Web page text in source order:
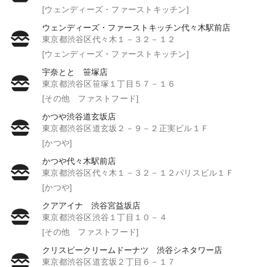
[ウェンディーズ・ファーストキッチン]
ウェンディーズ・ファーストキッチン代々木駅前店
東京都渋谷区代々木１－３２－１２
[ウェンディーズ・ファーストキッチン]
宇奈とと 笹塚店
東京都渋谷区笹塚１丁目５７－１６
[その他 ファストフード]
かつや渋谷道玄坂店
東京都渋谷区道玄坂２－９－２正実ビル１Ｆ
[かつや]
かつや代々木駅前店
東京都渋谷区代々木１－３２－１２パリスビル１Ｆ
[かつや]
クアアイナ 渋谷宮益坂店
東京都渋谷区渋谷１丁目１０－４
[その他 ファストフード]
クリスピークリームドーナツ 渋谷シネタワー店
東京都渋谷区道玄坂２丁目６－１７